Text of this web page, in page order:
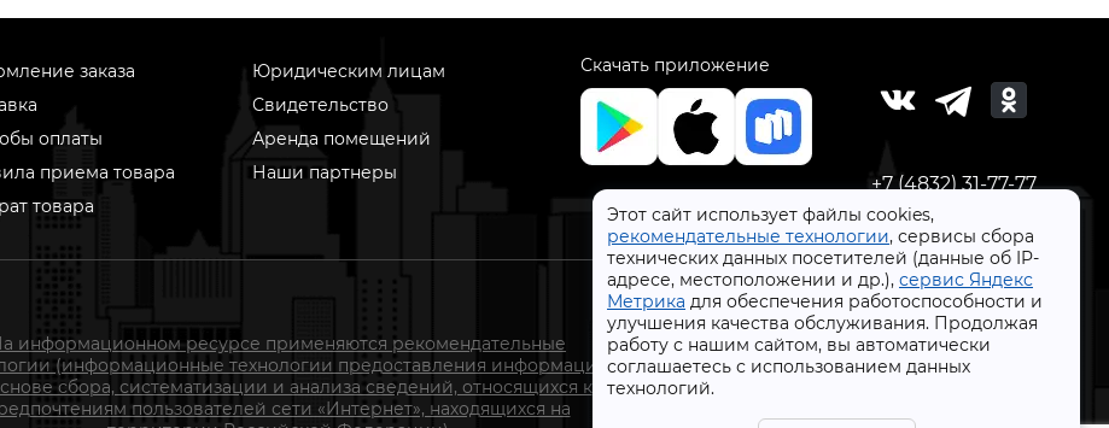
Этот сайт использует файлы cookies,
рекомендательные технологии, сервисы сбора
технических данных посетителей (данные об IP-
адресе, местоположении и др.), сервис Яндекс
Метрика для обеспечения работоспособности и
улучшения качества обслуживания. Продолжая
работу с нашим сайтом, вы автоматически
соглашаетесь с использованием данных
технологий.
заказа
оплаты
приема товара
товара
Юридическим лицам
Свидетельство
Аренда помещений
Наши партнеры
Скачать приложение
+7 (4832) 31-77-77
информационном ресурсе применяются рекомендательные
(информационные технологии предоставления информации
сбора, систематизации и анализа сведений, относящихся к
пользователей сети «Интернет», находящихся на
СтройлоН 1998-2026 г.
Публичная оферта
Обработка персональных данных
Политика конфиденциальности сервисов Яндекс